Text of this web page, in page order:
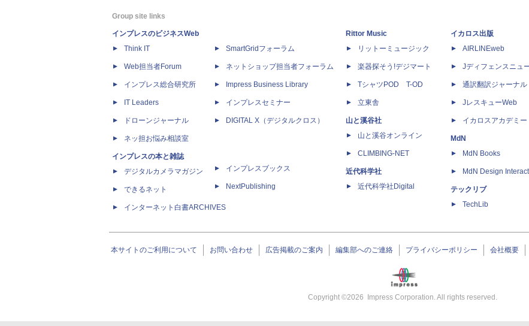
Group site links
インプレスのビジネスWeb
Think IT
Web担当者Forum
インプレス総合研究所
IT Leaders
ドローンジャーナル
ネッ担お悩み相談室
インプレスの本と雑誌
デジタルカメラマガジン
できるネット
インターネット白書ARCHIVES
SmartGridフォーラム
ネットショップ担当者フォーラム
Impress Business Library
インプレスセミナー
DIGITAL X（デジタルクロス）
インプレスブックス
NextPublishing
Rittor Music
リットーミュージック
楽器探そう!デジマート
TシャツPOD T-OD
立東舎
山と溪谷社
山と溪谷オンライン
CLIMBING-NET
近代科学社
近代科学社Digital
イカロス出版
AIRLINEweb
Jディフェンスニュ
通訳翻訳ジャーナル
JレスキューWeb
イカロスアカデミー
MdN
MdN Books
MdN Design
テックリブ
TechLib
本サイトのご利用について お問い合わせ 広告掲載のご案内 編集部へのご連絡 プライバシーポリシー 会社概要
Copyright ©2026 Impress Corporation. All rights reserved.